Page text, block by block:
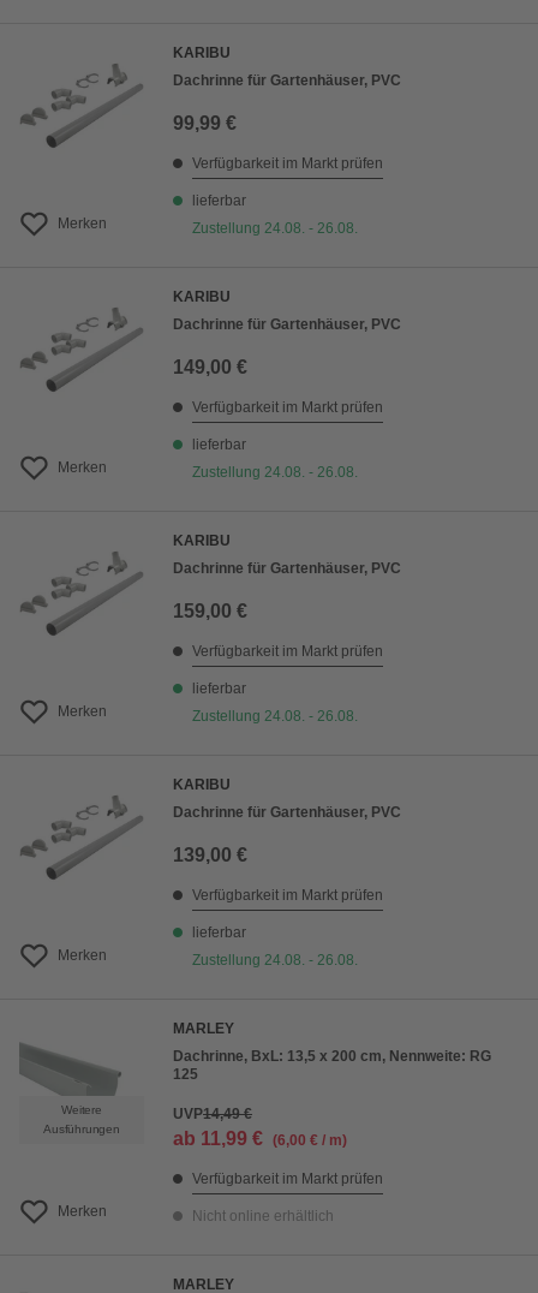
Merken
KARIBU
Dachrinne für Gartenhäuser, PVC
99,99 €
Verfügbarkeit im Markt prüfen
lieferbar
Zustellung 24.08. - 26.08.
Merken
KARIBU
Dachrinne für Gartenhäuser, PVC
149,00 €
Verfügbarkeit im Markt prüfen
lieferbar
Zustellung 24.08. - 26.08.
Merken
KARIBU
Dachrinne für Gartenhäuser, PVC
159,00 €
Verfügbarkeit im Markt prüfen
lieferbar
Zustellung 24.08. - 26.08.
Merken
KARIBU
Dachrinne für Gartenhäuser, PVC
139,00 €
Verfügbarkeit im Markt prüfen
lieferbar
Zustellung 24.08. - 26.08.
Weitere
Ausführungen
Merken
MARLEY
Dachrinne, BxL: 13,5 x 200 cm, Nennweite: RG
125
UVP14,49 €
ab 11,99 € (6,00 € / m)
Verfügbarkeit im Markt prüfen
Nicht online erhältlich
MARLEY